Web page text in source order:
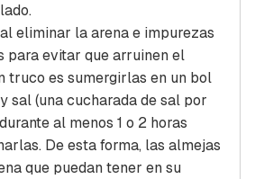
eliminar la arena e impurezas
para evitar que arruinen el
truco es sumergirlas en un bol
sal (una cucharada de sal por
al menos 1 o 2 horas
De esta forma, las almejas
que puedan tener en su